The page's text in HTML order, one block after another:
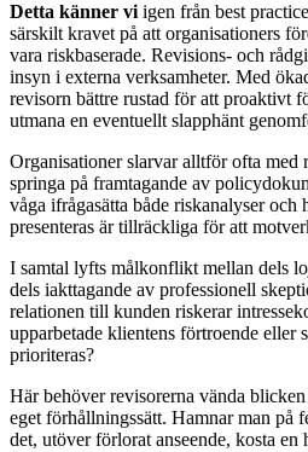
Detta känner vi igen från best
särskilt kravet på att organisationers
vara riskbaserade. Revisions- och
insyn i externa verksamheter. Med
revisorn bättre rustad för att proaktivt
utmana en eventuellt slapphänt
Organisationer slarvar alltför ofta med
springa på framtagande av
våga ifrågasätta både riskanalyser och
presenteras är tillräckliga för att
I samtal lyfts målkonflikt mellan dels
dels iakttagande av professionell
relationen till kunden riskerar
upparbetade klientens förtroende eller
prioriteras?
Här behöver revisorerna vända
eget förhållningssätt. Hamnar man på
det, utöver förlorat anseende, kosta en